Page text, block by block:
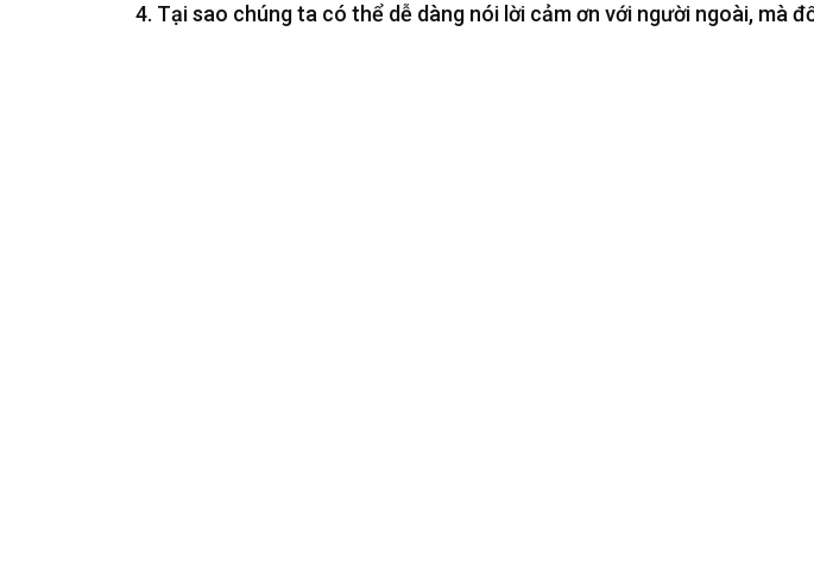
4. Tại sao chúng ta có thể dễ dàng nói lời cảm ơn với người ngoài, mà